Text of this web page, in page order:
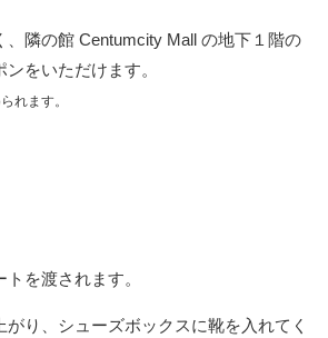
、隣の館 Centumcity Mall の地下１階の
をいただけます。
れます。
を渡されます。
り、シューズボックスに靴を入れてく